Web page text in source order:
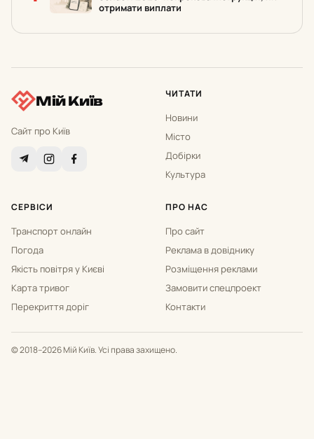
отримати виплати
Мій Київ
Сайт про Київ
ЧИТАТИ
Новини
Місто
Добірки
Культура
СЕРВІСИ
Транспорт онлайн
Погода
Якість повітря у Києві
Карта тривог
Перекриття доріг
ПРО НАС
Про сайт
Реклама в довіднику
Розміщення реклами
Замовити спецпроект
Контакти
© 2018–2026 Мій Київ. Усі права захищено.